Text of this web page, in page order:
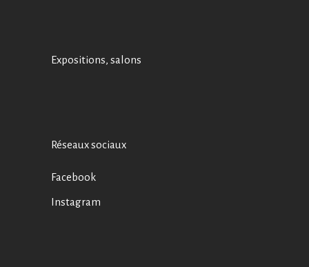
Expositions, salons
Réseaux sociaux
Facebook
Instagram